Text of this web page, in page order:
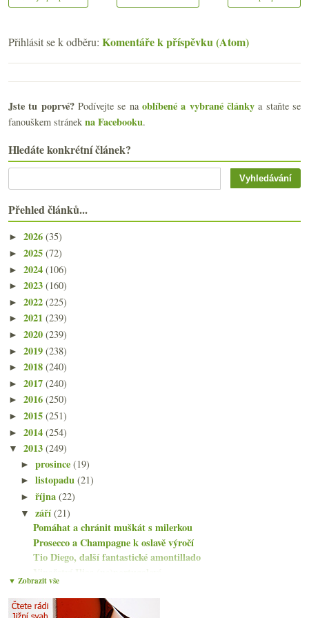
Přihlásit se k odběru: Komentáře k příspěvku (Atom)
Jste tu poprvé?Podívejte se naoblíbené a vybrané články a staňte se
fanouškem stránek na Facebooku.
Hledáte konkrétní článek?
Přehled článků...
► 2026 (35)
► 2025 (72)
► 2024 (106)
► 2023 (160)
► 2022 (225)
► 2021 (239)
► 2020 (239)
► 2019 (238)
► 2018 (240)
► 2017 (240)
► 2016 (250)
► 2015 (251)
► 2014 (254)
▼ 2013 (249)
►prosince(19)
►listopadu(21)
►října(22)
▼září(21)
Pomáhat a chránit muškát s milerkou
Prosecco a Champagne k oslavě výročí
Tio Diego, další fantastické amontillado
Vinařství Ilias (ne)portugalové
Francouzsko-novozélandský Sauvignon
Víkendové dojmy ze Somló
▼ Zobrazit vše